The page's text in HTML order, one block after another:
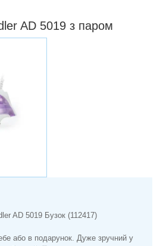
AD 5019 з паром
AD 5019 Бузок (112417)
або в подарунок. Дуже зручний у